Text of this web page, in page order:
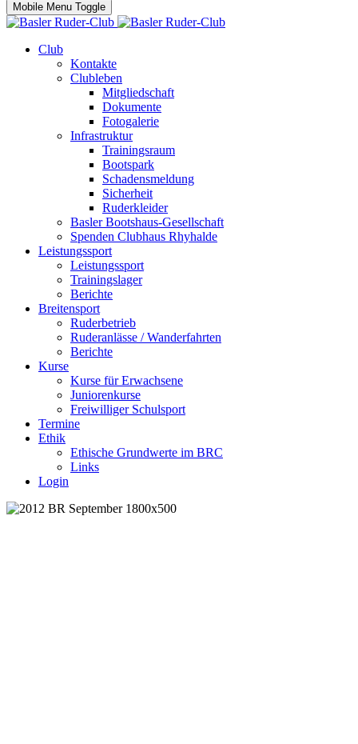
Mobile Menu Toggle
Club
Kontakte
Clubleben
Mitgliedschaft
Dokumente
Fotogalerie
Infrastruktur
Trainingsraum
Bootspark
Schadensmeldung
Sicherheit
Ruderkleider
Basler Bootshaus-Gesellschaft
Spenden Clubhaus Rhyhalde
Leistungssport
Leistungssport
Trainingslager
Berichte
Breitensport
Ruderbetrieb
Ruderanlässe / Wanderfahrten
Berichte
Kurse
Kurse für Erwachsene
Juniorenkurse
Freiwilliger Schulsport
Termine
Ethik
Ethische Grundwerte im BRC
Links
Login